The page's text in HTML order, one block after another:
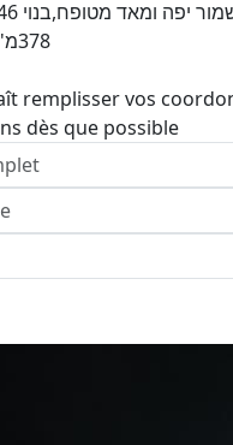
378מ''ר,פינוי גמיש
remplisser vos
dès que possible